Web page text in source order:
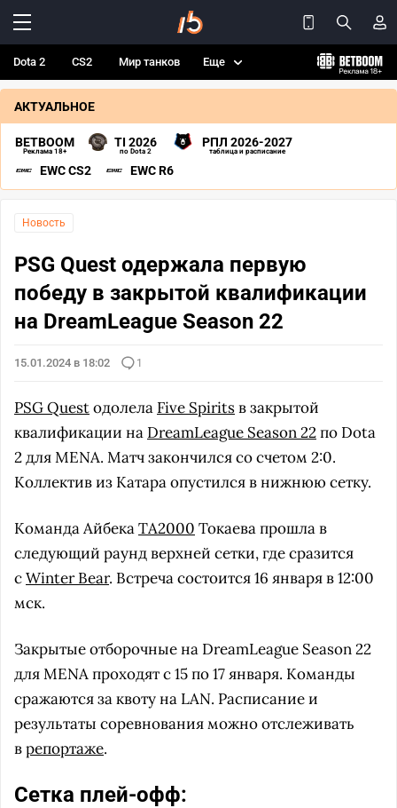
Dota 2 CS2 Мир танков Еще
АКТУАЛЬНОЕ
BETBOOM
Реклама 18+
TI 2026
по Dota 2
РПЛ 2026-2027
таблица и расписание
EWC CS2 EWC R6
Новость
PSG Quest одержала первую
победу в закрытой квалификации
на DreamLeague Season 22
15.01.2024 в 18:02 1
PSG Questодолела Five Spiritsв закрытой
квалификации на DreamLeague Season 22по Dota
2 для MENA. Матч закончился со счетом 2:0.
Коллектив из Катара опустился в нижнюю сетку.
Команда АйбекаTA2000 Токаева прошла в
следующий раунд верхней сетки, где сразится
сWinter Bear. Встреча состоится 16 января в 12:00
мск.
Закрытые отборочные на DreamLeague Season 22
для MENA проходят с 15 по 17 января. Команды
сражаются за квоту на LAN. Расписание и
результаты соревнования можно отслеживать
врепортаже.
Сетка плей-офф: